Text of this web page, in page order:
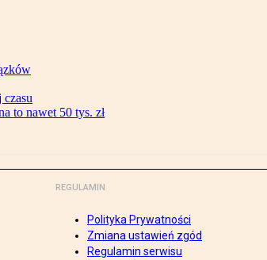
to nawet 50 tys. zł
REGULAMIN
Polityka Prywatności
Zmiana ustawień zgód
Regulamin serwisu